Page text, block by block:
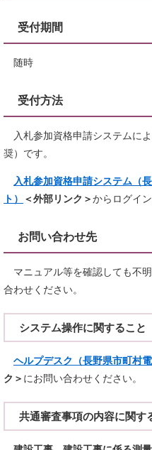
受付期間
随時
受付方法
入札参加資格申請システムに
奨）です。
入札参加資格申請システム（
ト）
＜外部リンク＞からログイ
お問い合わせ先
マニュアル等を確認しても不
合わせください。
システム操作に関すること
ヘルプデスク（長野県市町村
ク＞ にお問い合わせください。
共通審査事項の内容に関す